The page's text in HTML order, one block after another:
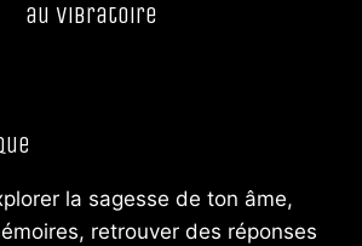
au Vibratoire
la sagesse de ton âme,
retrouver des réponses